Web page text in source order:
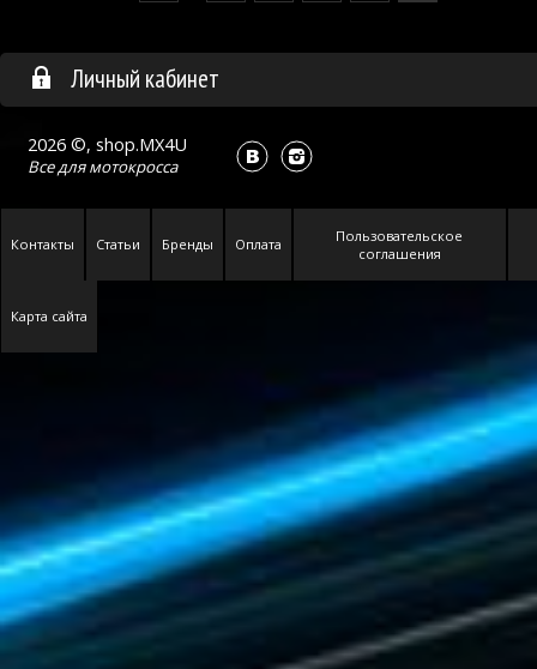
Личный кабинет
2026 ©, shop.MX4U
Все длямотокросса
Контакты Статьи Бренды Оплата
Пользовательское
соглашения
Карта сайта